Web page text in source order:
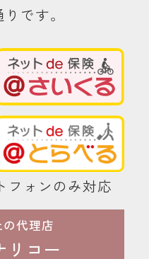
です。
フォンのみ対応
代理店
リコー